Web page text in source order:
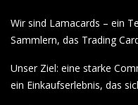
Wir sind Lamacards – ein
Sammlern, das Trading
Unser Ziel: eine starke
ein Einkaufserlebnis, das